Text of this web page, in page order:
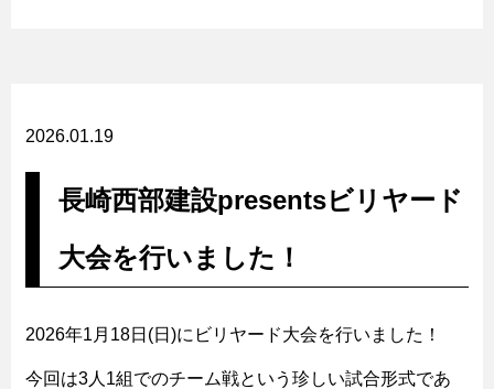
2026.01.19
長崎西部建設presentsビリヤード
大会を行いました！
2026年1月18日(日)にビリヤード大会を行いました！
今回は3人1組でのチーム戦という珍しい試合形式であ